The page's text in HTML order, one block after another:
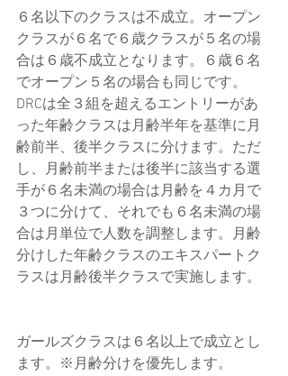
６名以下のクラスは不成立。オープン
クラスが６名で６歳クラスが５名の場
合は６歳不成立となります。６歳６名
でオープン５名の場合も同じです。
DRCは全３組を超えるエントリーがあ
った年齢クラスは月齢半年を基準に月
齢前半、後半クラスに分けます。ただ
し、月齢前半または後半に該当する選
手が６名未満の場合は月齢を４カ月で
３つに分けて、それでも６名未満の場
合は月単位で人数を調整します。月齢
分けした年齢クラスのエキスパートク
ラスは月齢後半クラスで実施します。
ガールズクラスは６名以上で成立とし
ます。※月齢分けを優先します。